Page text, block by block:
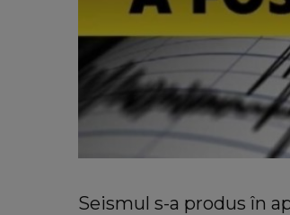
Seismul s-a produs în